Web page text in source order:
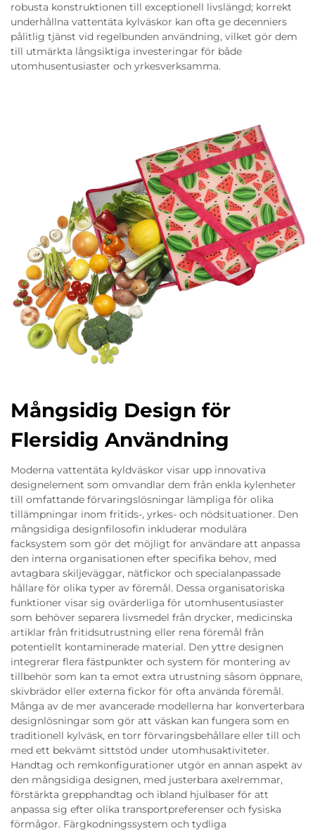
robusta konstruktionen till exceptionell livslängd; korrekt
underhållna vattentäta kylväskor kan ofta ge decenniers
pålitlig tjänst vid regelbunden användning, vilket gör dem
till utmärkta långsiktiga investeringar för både
utomhusentusiaster och yrkesverksamma.
Mångsidig Design för
Flersidig Användning
Moderna vattentäta kyldväskor visar upp innovativa
designelement som omvandlar dem från enkla kylenheter
till omfattande förvaringslösningar lämpliga för olika
tillämpningar inom fritids-, yrkes- och nödsituationer. Den
mångsidiga designfilosofin inkluderar modulära
facksystem som gör det möjligt for användare att anpassa
den interna organisationen efter specifika behov, med
avtagbara skiljeväggar, nätfickor och specialanpassade
hållare för olika typer av föremål. Dessa organisatoriska
funktioner visar sig ovärderliga för utomhusentusiaster
som behöver separera livsmedel från drycker, medicinska
artiklar från fritidsutrustning eller rena föremål från
potentiellt kontaminerade material. Den yttre designen
integrerar flera fästpunkter och system för montering av
tillbehör som kan ta emot extra utrustning såsom öppnare,
skivbrädor eller externa fickor för ofta använda föremål.
Många av de mer avancerade modellerna har konverterbara
designlösningar som gör att väskan kan fungera som en
traditionell kylväsk, en torr förvaringsbehållare eller till och
med ett bekvämt sittstöd under utomhusaktiviteter.
Handtag och remkonfigurationer utgör en annan aspekt av
den mångsidiga designen, med justerbara axelremmar,
förstärkta grepphandtag och ibland hjulbaser för att
anpassa sig efter olika transportpreferenser och fysiska
förmågor. Färgkodningssystem och tydliga